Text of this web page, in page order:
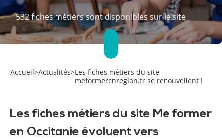
532 fiches métiers sont disponibles sur le site
Accueil>Actualités>Les fiches métiers du site
meformerenregion.fr se renouvellent !
Les fiches métiers du site Me former
en Occitanie évoluent vers